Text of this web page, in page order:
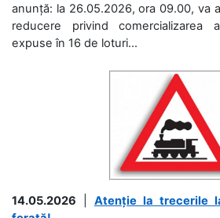
anunță: la 26.05.2026, ora 09.00, va
reducere privind comercializarea
expuse în 16 de loturi...
14.05.2026
Atenție la trecerile